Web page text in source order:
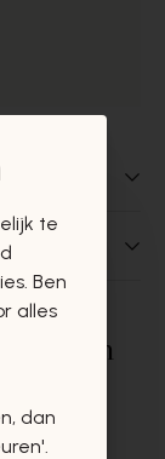
en
te
Ben
alles
dan